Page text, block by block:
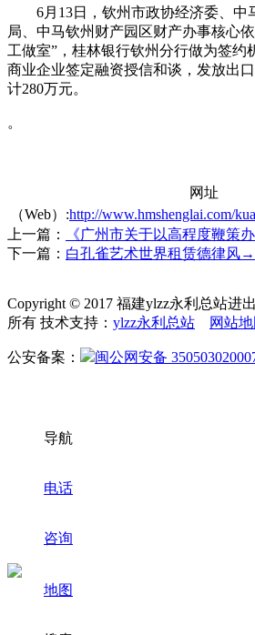
6月13日，钦州市政协经济委、中
局、中马钦州财产园区财产办事核心
工做室”，桂林银行钦州分行做为签约
商业企业签定融资授信和谈，发放出
计280万元。
。
网址
（Web）:http://www.hmshenglai.com/
上一篇：
《广州市关于以高程度鞭策
下一篇： 白孔雀艺术世界租赁德律风
Copyright © 2017 福建ylzz永利总站进
所有 技术支持： ylzz永利总站 网站地
公安备案： 闽公网安备
导航
电话
咨询
地图